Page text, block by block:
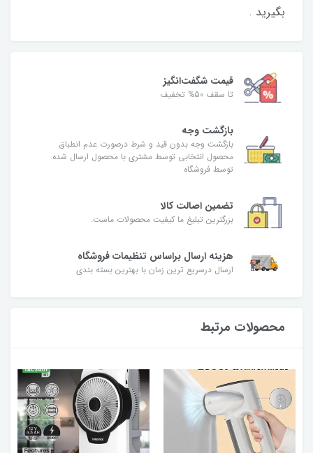
بگیرید .
قیمت شگفت‌انگیز
تا سقف 50% تخفیف
بازگشت وجه
بازگشت وجه بدون قید و شرط درصورت عدم انطباق
محصول انتخابی توسط مشتری با محصول ارسال شده
توسط فروشگاه
تضمین اصالت کالا
بزرگترین تبلیغ ما کیفیت محصولات ماست.
هزینه ارسال براساس تنظیمات فروشگاه
ارسال درسریع ترین زمان با بهترین بسته بندی
محصولات مرتبط